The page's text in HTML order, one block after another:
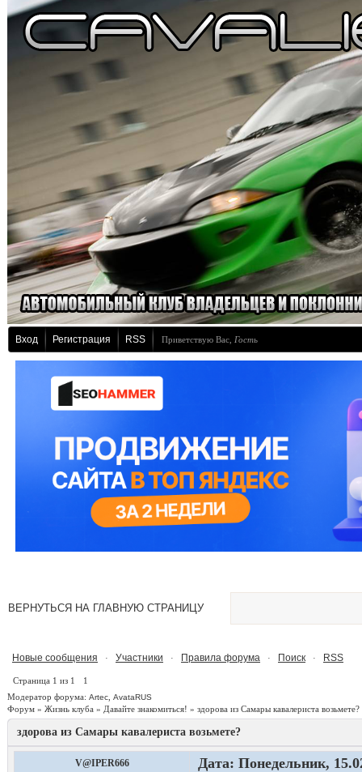
Вход Регистрация RSS Приветствую Вас Гость
ВЕРНУТЬСЯ НА ГЛАВНУЮ СТРАНИЦУ
Новые сообщения · Участники · Правила форума · Поиск · RSS
Страница 1 из 1
1
Модератор форума: Artec AvataRUS
Форум » Жизнь клуба » Давайте знакомиться! » здорова из Самары кавалериста возьмете?
здорова из Самары кавалериста возьмете?
V@IPER666 Дата: Понедельник,